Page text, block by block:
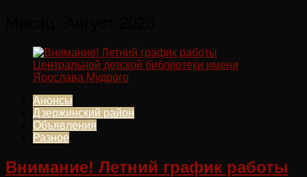
Анонсы
Дзержинский район
Объявления
Разное
Внимание! Летний график работы